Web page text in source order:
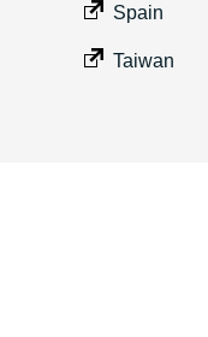
Spain
Taiwan